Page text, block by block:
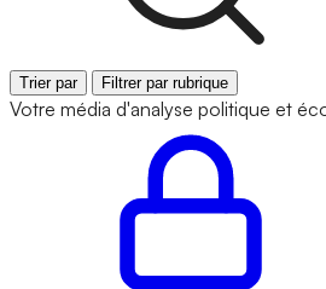
Trier par Filtrer par rubrique
Votre média d'analyse politique et